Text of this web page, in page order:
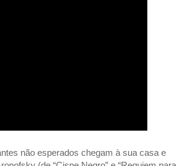
não esperados chegam à sua casa e